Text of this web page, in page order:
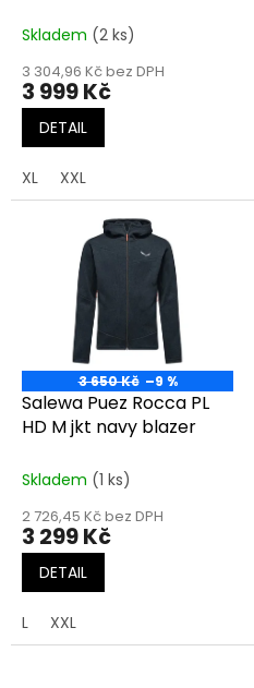
Skladem (2 ks)
3 304,96 Kč bez DPH
3 999 Kč
DETAIL
XL XXL
3 650 Kč –9 %
Salewa Puez Rocca PL
HD M jkt navy blazer
Skladem (1 ks)
2 726,45 Kč bez DPH
3 299 Kč
DETAIL
L XXL